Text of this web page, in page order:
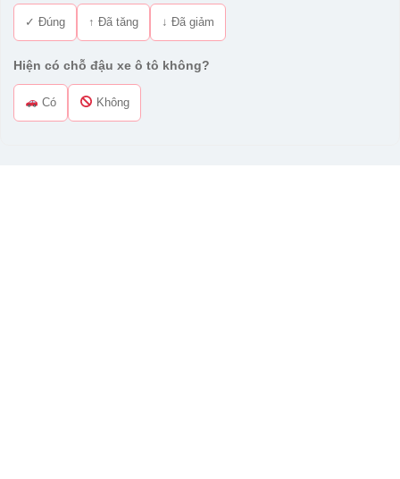
✓ Đúng ↑ Đã tăng ↓ Đã giảm
Hiện có chỗ đậu xe ô tô không?
Có Không